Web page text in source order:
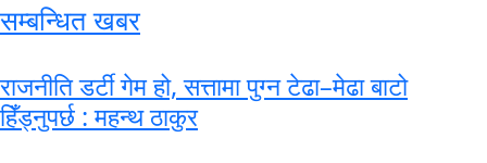
सम्बन्धित खबर
राजनीति डर्टी गेम हो, सत्तामा पुग्न टेढा–मेढा बाटो
हिँड्नुपर्छ : महन्थ ठाकुर